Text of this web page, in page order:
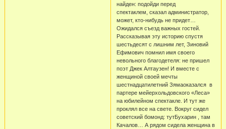
найден: подойди перед
спектаклем, сказал администратор,
может, кто-нибудь не придет…
Ожидался съезд важных гостей.
Рассказывая эту историю спустя
шестьдесят с лишним лет, Зиновий
Ефимович помнил имя своего
невольного благодетеля: не пришел
поэт Джек Алтаузен! И вместе с
женщиной своей мечты
шестнадцатилетний Зямаоказался в
партере мейерхольдовского «Леса»
на юбилейном спектакле. И тут же
проклял все на свете. Вокруг сидел
советский бомонд: тутБухарин , там
Качалов… А рядом сидела женщина в